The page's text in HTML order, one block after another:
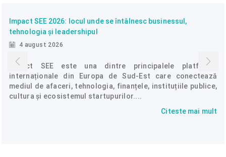
Impact SEE 2026: locul unde se întâlnesc businessul,
tehnologia și leadershipul
4 august 2026
Impact SEE este una dintre principalele platforme
internaționale din Europa de Sud-Est care conectează
mediul de afaceri, tehnologia, finanțele, instituțiile publice,
cultura și ecosistemul startupurilor....
Citeste mai mult